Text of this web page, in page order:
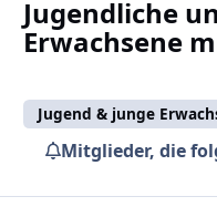
Jugendliche
Erwachsene
Jugend & junge
Mitglieder, die